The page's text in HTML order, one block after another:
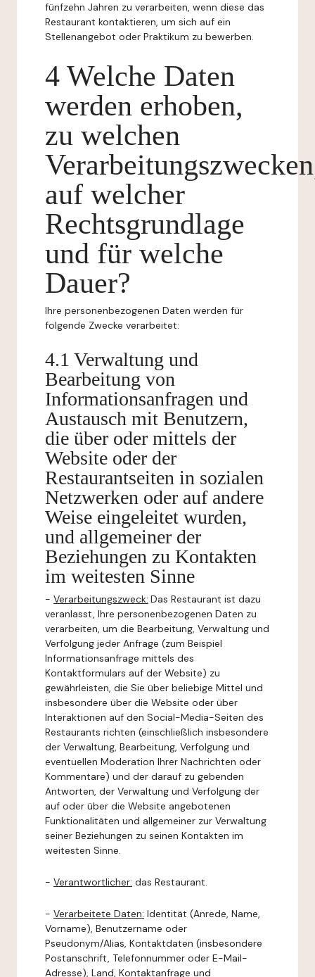
fünfzehn Jahren zu verarbeiten, wenn diese das
Restaurant kontaktieren, um sich auf ein
Stellenangebot oder Praktikum zu bewerben.
4 Welche Daten
werden erhoben,
zu welchen
auf welcher
Rechtsgrundlage
und für welche
Dauer?
Ihre personenbezogenen Daten werden für
folgende Zwecke verarbeitet:
4.1 Verwaltung und
Bearbeitung von
Informationsanfragen und
Austausch mit Benutzern,
die über oder mittels der
Website oder der
Restaurantseiten in sozialen
Netzwerken oder auf andere
Weise eingeleitet wurden,
und allgemeiner der
Beziehungen zu Kontakten
im weitesten Sinne
- Verarbeitungszweck: Das Restaurant ist dazu
veranlasst, Ihre personenbezogenen Daten zu
verarbeiten, um die Bearbeitung, Verwaltung und
Verfolgung jeder Anfrage (zum Beispiel
Informationsanfrage mittels des
Kontaktformulars auf der Website) zu
gewährleisten, die Sie über beliebige Mittel und
insbesondere über die Website oder über
Interaktionen auf den Social-Media-Seiten des
Restaurants richten (einschließlich insbesondere
der Verwaltung, Bearbeitung, Verfolgung und
eventuellen Moderation Ihrer Nachrichten oder
Kommentare) und der darauf zu gebenden
Antworten, der Verwaltung und Verfolgung der
auf oder über die Website angebotenen
Funktionalitäten und allgemeiner zur Verwaltung
seiner Beziehungen zu seinen Kontakten im
weitesten Sinne.
- Verantwortlicher: das Restaurant.
- Verarbeitete Daten: Identität (Anrede, Name,
Vorname), Benutzername oder
Pseudonym/Alias, Kontaktdaten (insbesondere
Postanschrift, Telefonnummer oder E-Mail-
Adresse), Land, Kontaktanfrage und